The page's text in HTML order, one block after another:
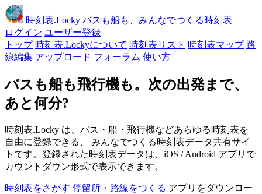
時刻表.Locky バスも船も、みんなでつくる時刻表
ログイン ユーザー登録
トップ 時刻表.Lockyについて 時刻表リスト 時刻表マップ 路
線編集 アップロード フォーラム 使い方
バスも船も飛行機も。次の出発まで、
あと何分?
時刻表.Locky は、バス・船・飛行機などあらゆる時刻表を
自由に登録できる、 みんなでつくる時刻表データ共有サイ
トです。登録された時刻表データは、iOS / Android アプリで
カウントダウン形式で表示できます。
時刻表をさがす 停留所・路線をつくる アプリをダウンロー